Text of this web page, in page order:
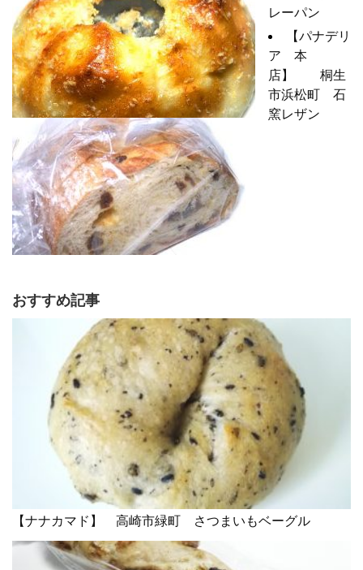
レーパン
【パナデリ
ア 本
店】 桐生
市浜松町 石
窯レザン
おすすめ記事
【ナナカマド】 高崎市緑町 さつまいもベーグル